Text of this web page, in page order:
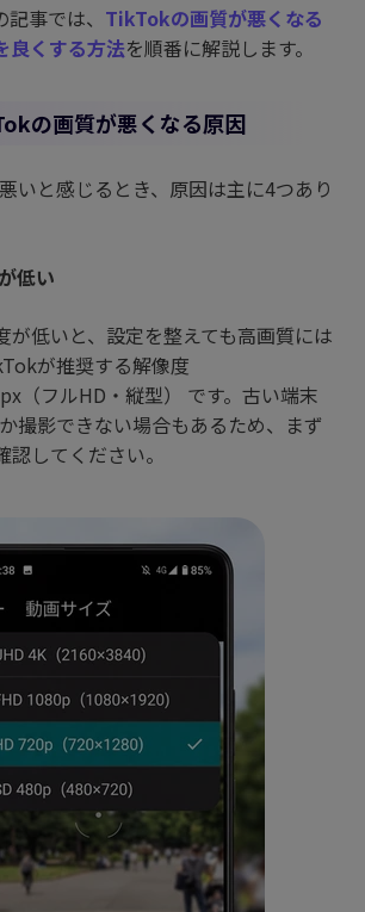
事では、 TikTokの画質が悪くなる
良くする方法を順番に解説します。
の画質が悪くなる原因
いと感じるとき、原因は主に4つあり
低い
が低いと、設定を整えても高画質には
が推奨する解像度
（フルHD・縦型） です。古い端末
撮影できない場合もあるため、まず
してください。